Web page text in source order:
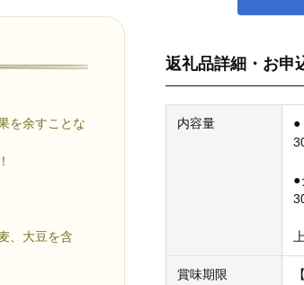
を余すことな
、大豆を含
返礼品詳細・お申
内容量
●
●
賞味期限